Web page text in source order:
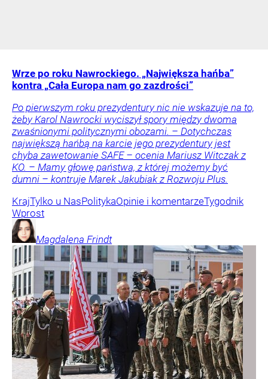
Wrze po roku Nawrockiego. „Największa hańba”
kontra „Cała Europa nam go zazdrości”
Po pierwszym roku prezydentury nic nie wskazuje na to,
żeby Karol Nawrocki wyciszył spory między dwoma
zwaśnionymi politycznymi obozami. – Dotychczas
największą hańbą na karcie jego prezydentury jest
chyba zawetowanie SAFE – ocenia Mariusz Witczak z
KO. – Mamy głowę państwa, z której możemy być
dumni – kontruje Marek Jakubiak z Rozwoju Plus.
KrajTylko u NasPolitykaOpinie i komentarzeTygodnik
Wprost
Magdalena Frindt